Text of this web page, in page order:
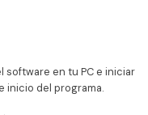
software en tu PC e iniciar
inicio del programa.